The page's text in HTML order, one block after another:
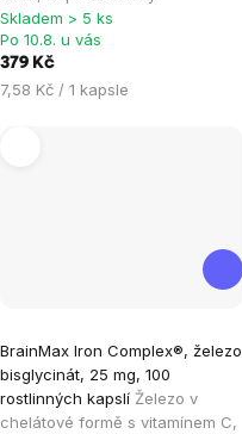
z
5
hvězdiček.
Skladem > 5 ks
Po 10.8. u vás
379 Kč
Měrná
7,58 Kč / 1 kapsle
BrainMax Iron Complex®, železo
bisglycinát, 25 mg, 100
rostlinných kapslí Železo v
chelátové formě s vitamínem C,
hodnocení
produktu
je